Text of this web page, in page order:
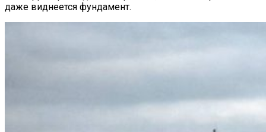
даже виднеется фундамент.